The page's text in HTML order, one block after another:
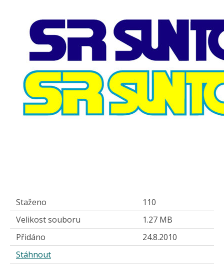
Staženo
110
Velikost souboru
1.27 MB
Přidáno
24.8.2010
Stáhnout